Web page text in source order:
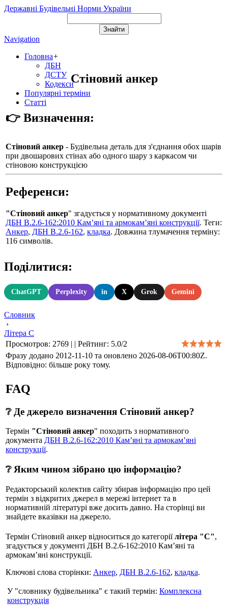
Державні Будівельні Норми України
Navigation
Головна+
ДБН
ДСТУ
Кодекси
Популярні терміни
Статті
Стіновий анкер
👉 Визначення:
Стіновий анкер - Будівельна деталь для з'єднання обох шарів
при двошарових стінах або одного шару з каркасом чи
стіновою конструкцією
Референси:
"Стіновий анкер" згадується у нормативному документі
ДБН В.2.6-162:2010 Кам’яні та армокам’яні конструкції. Теги:
Анкер, ДБН В.2.6-162, кладка. Довжина тлумачення терміну:
116 символів.
Поділитися:
ChatGPT Perplexity in X Grok Gemini
Словник
›
Літера С
Просмотров: 2769 | | Рейтинг: 5.0/2
Фразу додано 2012-11-10 та оновлено 2026-08-06T00:80Z.
Відповідно: більше року тому.
FAQ
❔ Де джерело визначення Стіновий анкер?
Термін "Стіновий анкер" походить з нормативного
документа ДБН В.2.6-162:2010 Кам’яні та армокам’яні
конструкції.
❔ Яким чином зібрано цю інформацію?
Редакторський колектив сайту збирав інформацію про цей
термін з відкритих джерел в мережі інтернет та в
нормативній літературі вже досить давно. На сторінці ви
знайдете вказівки на джерело.
Термін Стіновий анкер відноситься до категоріїлітера "С",
згадується у документі ДБН В.2.6-162:2010 Кам’яні та
армокам’яні конструкції.
Ключові слова сторінки: Анкер, ДБН В.2.6-162, кладка.
У "словнику будівельника" є такий термін: Комплексна
конструкція